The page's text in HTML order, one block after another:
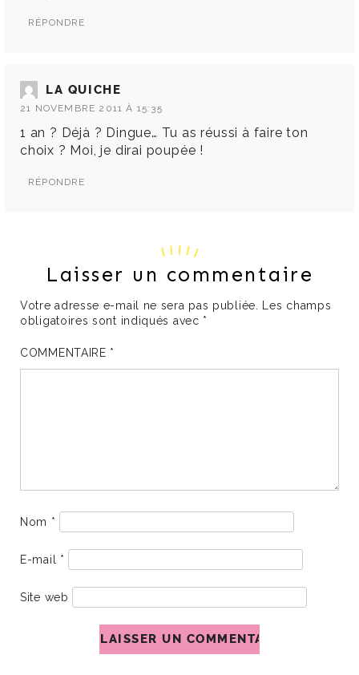
RÉPONDRE
LA QUICHE
21 NOVEMBRE 2011 À 15:35
1 an ? Déjà ? Dingue… Tu as réussi à faire ton
choix ? Moi, je dirai poupée !
RÉPONDRE
Laisser un commentaire
Votre adresse e-mail ne sera pas publiée. Les champs
obligatoires sont indiqués avec *
COMMENTAIRE *
Nom *
E-mail *
Site web